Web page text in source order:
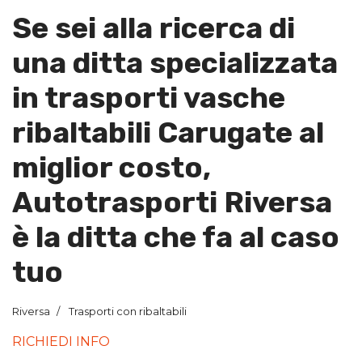
Se sei alla ricerca di
una ditta specializzata
in trasporti vasche
ribaltabili Carugate al
miglior costo,
Autotrasporti Riversa
è la ditta che fa al caso
tuo
Riversa Trasporti con ribaltabili
RICHIEDI INFO